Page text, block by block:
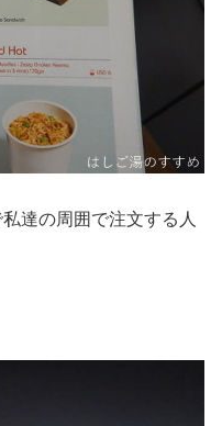
達の周囲で注文する人